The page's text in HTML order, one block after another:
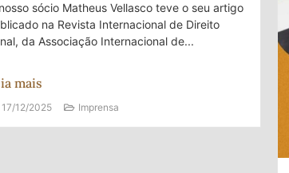
sócio Matheus Vellasco teve o seu artigo
na Revista Internacional de Direito
da Associação Internacional de...
mais
17/12/2025 Imprensa